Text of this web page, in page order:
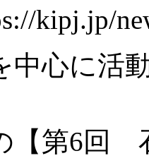
心に活
第6回